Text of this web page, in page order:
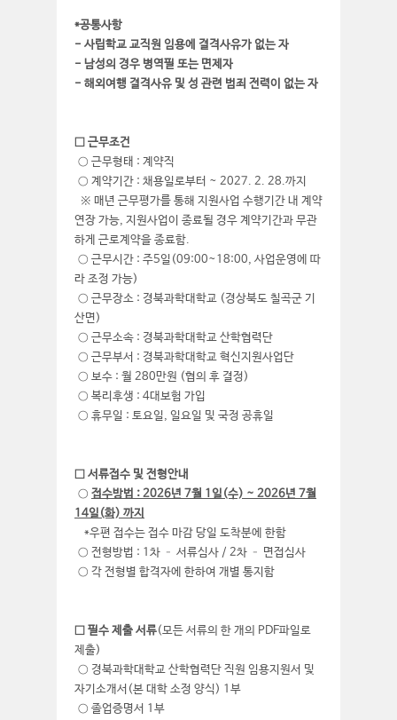
*공통사항
- 사립학교 교직원 임용에 결격사유가 없는 자
- 남성의 경우 병역필 또는 면제자
- 해외여행 결격사유 및 성 관련 범죄 전력이 없는 자
□ 근무조건
○ 근무형태 : 계약직
○ 계약기간 : 채용일로부터 ~ 2027. 2. 28.까지
※ 매년 근무평가를 통해 지원사업 수행기간 내 계약
연장 가능, 지원사업이 종료될 경우 계약기간과 무관
하게 근로계약을 종료함.
○ 근무시간 : 주5일(09:00~18:00, 사업운영에 따
라 조정 가능)
○ 근무장소 : 경북과학대학교 (경상북도 칠곡군 기
산면)
○ 근무소속 : 경북과학대학교 산학협력단
○ 근무부서 : 경북과학대학교 혁신지원사업단
○ 보수 : 월 280만원 (협의 후 결정)
○ 복리후생 : 4대보험 가입
○ 휴무일 : 토요일, 일요일 및 국정 공휴일
□ 서류접수 및 전형안내
○ 접수방법 : 2026년 7월 1일(수) ~ 2026년 7월
14일(화) 까지
*우편 접수는 접수 마감 당일 도착분에 한함
○ 전형방법 : 1차 – 서류심사 / 2차 – 면접심사
○ 각 전형별 합격자에 한하여 개별 통지함
□ 필수 제출 서류(모든 서류의 한 개의 PDF파일로
제출)
○ 경북과학대학교 산학협력단 직원 임용지원서 및
자기소개서(본 대학 소정 양식) 1부
○ 졸업증명서 1부